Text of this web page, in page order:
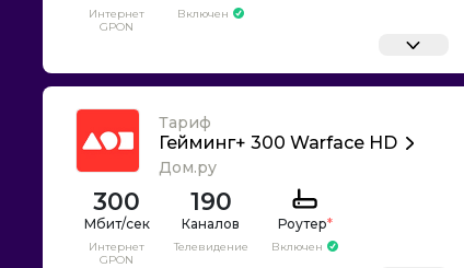
Интернет
GPON
Включен
Тариф
Гейминг+ 300 Warface HD
Дом.ру
300
Интернет
GPON
190
Каналов
Телевидение
Роутер*
Включен